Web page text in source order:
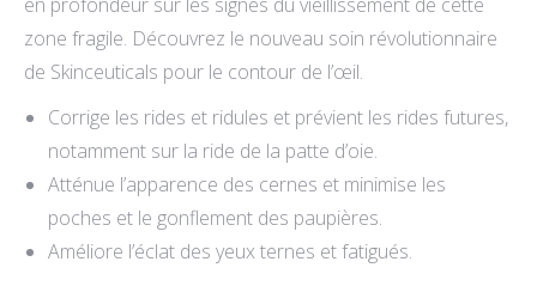
zone fragile. Découvrez le nouveau soin révolutionnaire
de Skinceuticals pour le contour de l’œil.
Corrige les rides et ridules et prévient les rides futures,
notamment sur la ride de la patte d’oie.
Atténue l’apparence des cernes et minimise les
poches et le gonflement des paupières.
Améliore l’éclat des yeux ternes et fatigués.